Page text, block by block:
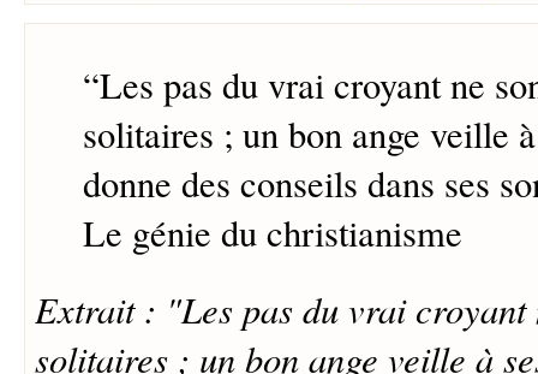
“Les pas du vrai croyant ne
solitaires ; un bon ange veille
donne des conseils dans ses
Le génie du christianisme
Extrait : "Les pas du vrai croyant
solitaires ; un bon ange veille à